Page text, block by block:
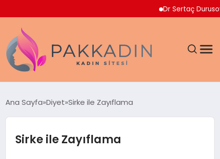
Dr Sertaç Durusoy
KADIN
SAĞLIK
Ana Sayfa Diyet Sirke ile Zayıflama
Sirke ile Zayıflama